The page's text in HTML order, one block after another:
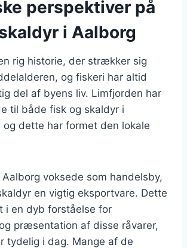
perspektiver på
i Aalborg
rig historie, der strækker sig
og fiskeri har altid
del af byens liv. Limfjorden har
til både fisk og skaldyr i
og dette har formet den lokale
voksede som handelsby,
en vigtig eksportvare. Dette
i en dyb forståelse for
præsentation af disse råvarer,
tydelig i dag. Mange af de